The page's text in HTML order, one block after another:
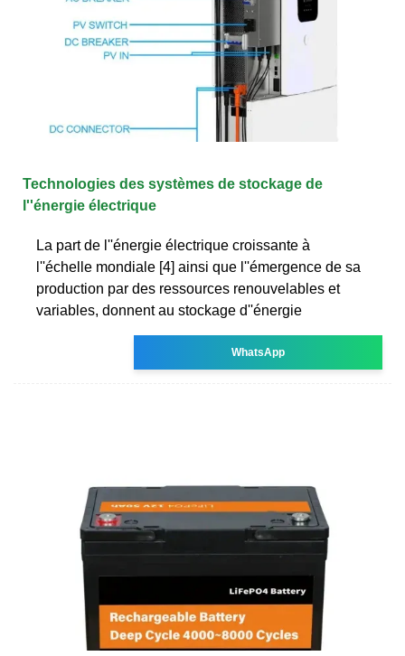
Technologies des systèmes de stockage de
l''énergie électrique
La part de l''énergie électrique croissante à
l''échelle mondiale [4] ainsi que l''émergence de sa
production par des ressources renouvelables et
variables, donnent au stockage d''énergie
WhatsApp